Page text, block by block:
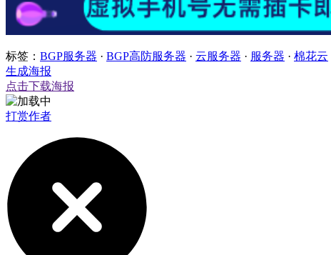
标签： BGP服务器 · BGP高防服务器 · 云服务器 · 服务器 · 棉花云
生成海报
点击下载海报
打赏作者